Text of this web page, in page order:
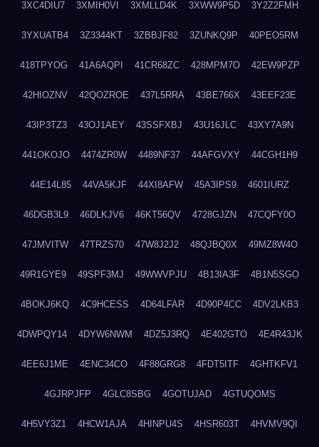
3XC4DIU7 3XMIH0VI 3XMLLD4K 3XWW9P5D 3Y2Z2FMH
3YXUATB4 3Z3344KT 3ZBBJF82 3ZUNKQ9P 40PEO5RM
418TPYOG 41A6AQPI 41CR68ZC 428MPM7O 42EW9PZP
42HIOZNV 42QOZROE 437L5RRA 43BE766X 43EEF23E
43IP3TZ3 43OJ1AEY 43SSFXBJ 43U16JLC 43XY7A9N
441OKOJO 4474ZR0W 4489NF37 44AFGVXY 44CGH1H9
44E14L85 44VA5KJF 44XI8AFW 45A3IPS9 4601IURZ
46DGB3L9 46DLKJV6 46KT56QV 4728GJZN 47CQFY0O
47JMVITW 47TRZS70 47W8J2J2 48QJBQ0X 49MZ8W4O
49R1GYE9 49SPF3MJ 49WWVPJU 4B13IA3F 4B1N5SGO
4BOKJ6KQ 4C9HCESS 4D64LFAR 4D90P4CC 4DV2LKB3
4DWPQY14 4DYW6NWM 4DZ5J3RQ 4E402GTO 4E4R43JK
4EE6J1ME 4ENC34CO 4F88GRG8 4FDT5ITF 4GHTKFV1
4GJRPJFP 4GLC8SBG 4GOTUJAD 4GTUQOMS
4H5VY3Z1 4HCW1AJA 4HINPU4S 4HSR603T 4HVMV9QI